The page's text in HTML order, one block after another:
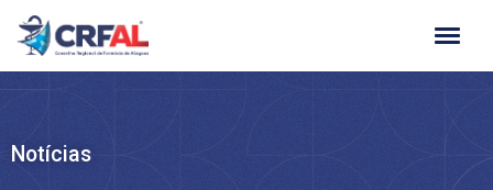
Ir
para
Notícias